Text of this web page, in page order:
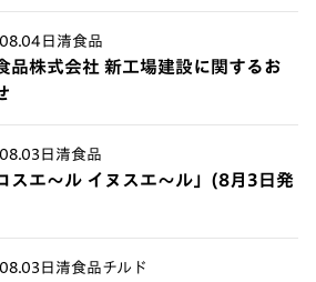
日清食品
品株式会社 新工場建設に関するお
日清食品
スエ～ル イヌスエ～ル」(8月3日発
日清食品チルド